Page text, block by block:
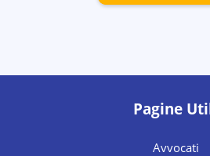
Pagine
Avvocati